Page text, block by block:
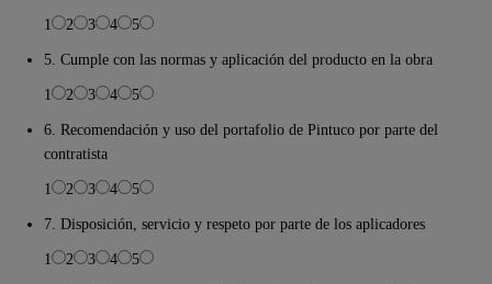
1
2 3 4
5
5. Cumple con las normas y aplicación del producto en la obra
1
2 3 4
5
6. Recomendación y uso del portafolio de Pintuco por parte del
contratista
1
2 3 4
5
7. Disposición, servicio y respeto por parte de los aplicadores
1
2 3 4
5